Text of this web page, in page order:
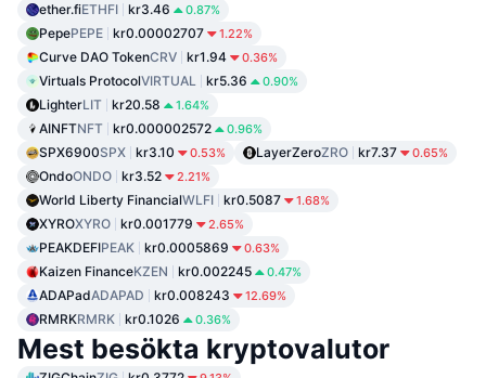
ether.fiETHFI kr3.46 0.87%
PepePEPE kr0.00002707 1.22%
Curve DAO TokenCRV kr1.94 0.36%
Virtuals ProtocolVIRTUAL kr5.36 0.90%
LighterLIT kr20.58 1.64%
AINFTNFT kr0.000002572 0.96%
SPX6900SPX kr3.10 0.53% LayerZeroZRO kr7.37 0.65%
OndoONDO kr3.52 2.21%
World Liberty FinancialWLFI kr0.5087 1.68%
XYROXYRO kr0.001779 2.65%
PEAKDEFIPEAK kr0.0005869 0.63%
Kaizen FinanceKZEN kr0.002245 0.47%
ADAPadADAPAD kr0.008243 12.69%
RMRKRMRK kr0.1026 0.36%
Mest besökta kryptovalutor